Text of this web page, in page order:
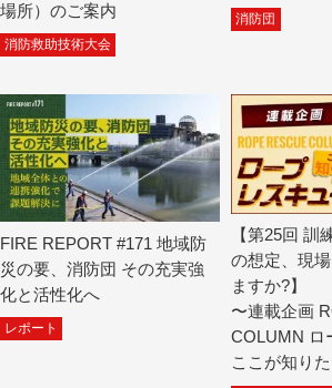
場所）のご案内
消防救助技術大会
消防団
FIRE REPORT #171 地域防
災の要、消防団 その充実強
化と活性化へ
レポート
【第25回 訓
の想定、現
ますか?】
〜連載企画
COLUMN ロ
ここが知り